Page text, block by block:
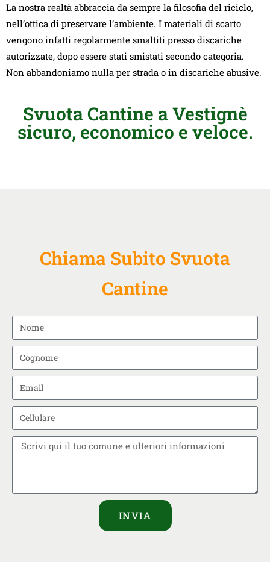
La nostra realtà abbraccia da sempre la filosofia del riciclo,
nell’ottica di preservare l’ambiente. I materiali di scarto
vengono infatti regolarmente smaltiti presso discariche
autorizzate, dopo essere stati smistati secondo categoria.
Non abbandoniamo nulla per strada o in discariche abusive.
Svuota Cantine a Vestignè
sicuro, economico e veloce.
Chiama Subito Svuota
Cantine
INVIA